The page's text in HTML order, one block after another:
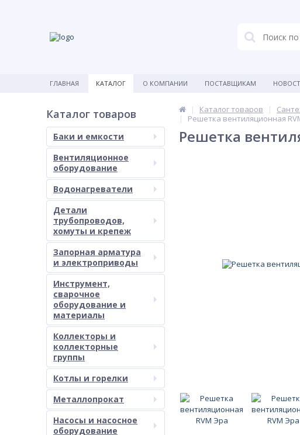
ГЛАВНАЯ КАТАЛОГ О КОМПАНИИ ПОСТАВЩИКАМ
Каталог товаров
Баки и емкости
Вентиляционное
оборудование
Водонагреватели
Детали
трубопроводов,
хомуты и крепеж
Запорная арматура
и электроприводы
Инструмент,
сварочное
оборудование и
материалы
Коллекторы и
коллекторные
группы
Котлы и горелки
Металлопрокат
Насосы и насосное
оборудование
Каталог товаров
Решетка вентиляционная
Решетка